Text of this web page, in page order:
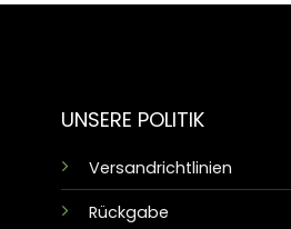
UNSERE POLITIK
Versandrichtlinien
Rückgabe